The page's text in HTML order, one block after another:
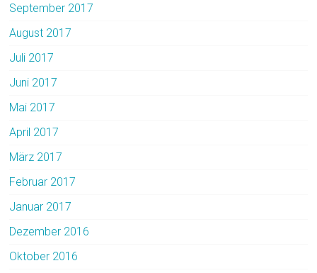
September 2017
August 2017
Juli 2017
Juni 2017
Mai 2017
April 2017
März 2017
Februar 2017
Januar 2017
Dezember 2016
Oktober 2016